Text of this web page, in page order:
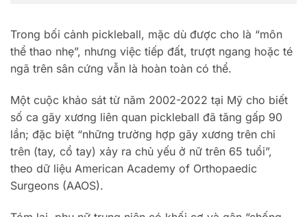
Trong bối cảnh pickleball, mặc dù được cho là “môn
thể thao nhẹ”, nhưng việc tiếp đất, trượt ngang hoặc té
ngã trên sân cứng vẫn là hoàn toàn có thể.
Một cuộc khảo sát từ năm 2002-2022 tại Mỹ cho biết
số ca gãy xương liên quan pickleball đã tăng gấp 90
lần; đặc biệt “những trường hợp gãy xương trên chi
trên (tay, cổ tay) xảy ra chủ yếu ở nữ trên 65 tuổi”,
theo dữ liệu American Academy of Orthopaedic
Surgeons (AAOS).